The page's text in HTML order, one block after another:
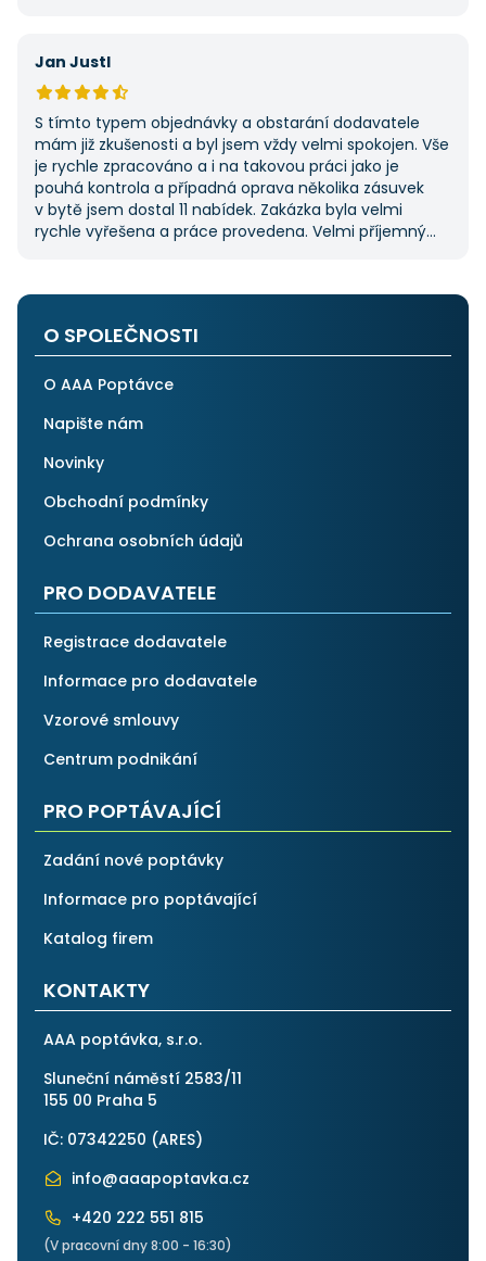
Jan Justl
S tímto typem objednávky a obstarání dodavatele
mám již zkušenosti a byl jsem vždy velmi spokojen. Vše
je rychle zpracováno a i na takovou práci jako je
pouhá kontrola a případná oprava několika zásuvek
v bytě jsem dostal 11 nabídek. Zakázka byla velmi
rychle vyřešena a práce provedena. Velmi příjemný
po všech stránkách plně spolehnout.
O SPOLEČNOSTI
O AAA Poptávce
Napište nám
Novinky
Obchodní podmínky
Ochrana osobních údajů
PRO DODAVATELE
Registrace dodavatele
Informace pro dodavatele
Vzorové smlouvy
Centrum podnikání
PRO POPTÁVAJÍCÍ
Zadání nové poptávky
Informace pro poptávající
Katalog firem
KONTAKTY
AAA poptávka, s.r.o.
Sluneční náměstí 2583/11
155 00 Praha 5
IČ: 07342250 (ARES)
info@aaapoptavka.cz
+420 222 551 815
(V pracovní dny 8:00 - 16:30)